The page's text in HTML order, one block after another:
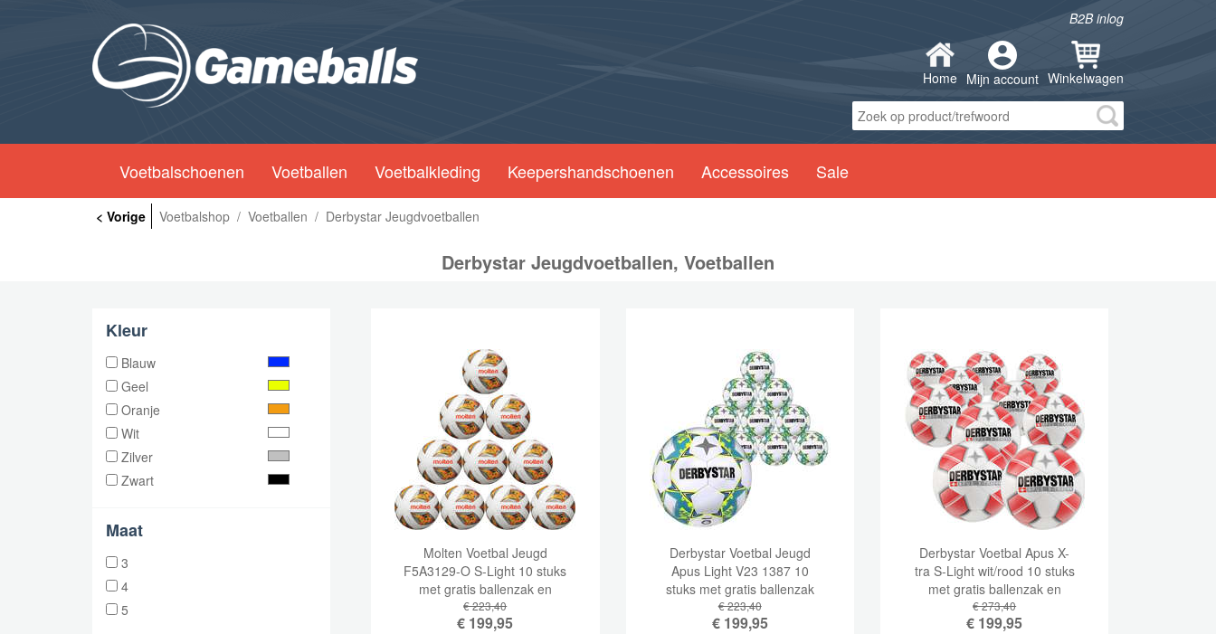
B2B inlog
Home Mijn account Winkelwagen
Voetbalschoenen Voetballen Voetbalkleding Keepershandschoenen Accessoires Sale
< Vorige Voetbalshop / Voetballen / Derbystar Jeugdvoetballen
Derbystar Jeugdvoetballen, Voetballen
Molten Voetbal Jeugd
F5A3129-O S-Light 10 stuks
met gratis ballenzak en
pomp
€ 223,40
€ 199,95
Derbystar Voetbal Jeugd
Apus Light V23 1387 10
stuks met gratis ballenzak
en pomp
€ 223,40
€ 199,95
Derbystar Voetbal Apus X-
tra S-Light wit/rood 10 stuks
met gratis ballenzak en
pomp
€ 273,40
€ 199,95
Kleur
Blauw
Geel
Oranje
Wit
Zilver
Zwart
Maat
3
4
5